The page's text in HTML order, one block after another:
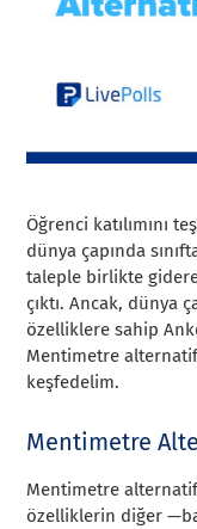
Öğrenci katılımını
dünya çapında
taleple birlikte
çıktı. Ancak, dünya
özelliklere sahip
Mentimetre
keşfedelim.
Mentimetre
Mentimetre
özelliklerin diğer